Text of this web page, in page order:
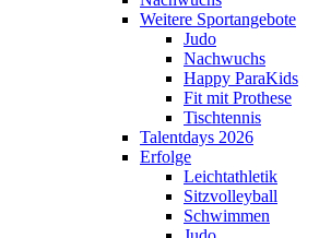
Weitere Sportangebote
Judo
Nachwuchs
Happy ParaKids
Fit mit Prothese
Tischtennis
Talentdays 2026
Erfolge
Leichtathletik
Sitzvolleyball
Schwimmen